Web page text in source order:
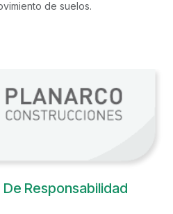
de suelos.
Responsabilidad